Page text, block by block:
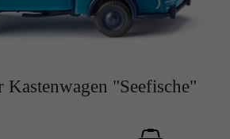
Kastenwagen "Seefische"